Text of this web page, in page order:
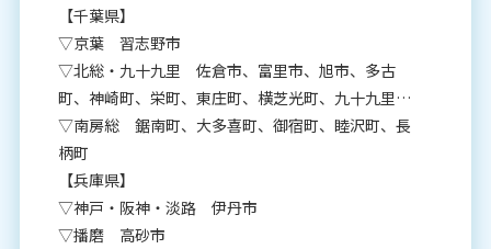
【千葉県】
▽京葉 習志野市
▽北総・九十九里 佐倉市、富里市、旭市、多古
町、神崎町、栄町、東庄町、横芝光町、九十九里
町、白子町、長生村
▽南房総 鋸南町、大多喜町、御宿町、睦沢町、長
柄町
【兵庫県】
▽神戸・阪神・淡路 伊丹市
▽播磨 高砂市